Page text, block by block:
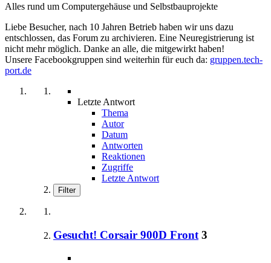
Alles rund um Computergehäuse und Selbstbauprojekte
Liebe Besucher, nach 10 Jahren Betrieb haben wir uns dazu
entschlossen, das Forum zu archivieren. Eine Neuregistrierung ist
nicht mehr möglich. Danke an alle, die mitgewirkt haben!
Unsere Facebookgruppen sind weiterhin für euch da: gruppen.tech-
port.de
Letzte Antwort
Thema
Autor
Datum
Antworten
Reaktionen
Zugriffe
Letzte Antwort
Filter
Gesucht! Corsair 900D Front 3